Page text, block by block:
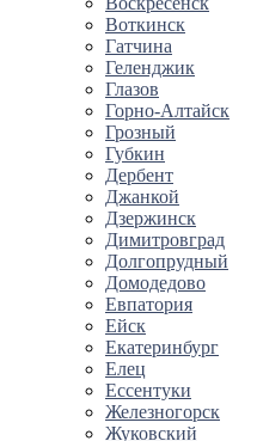
Воткинск
Гатчина
Геленджик
Глазов
Горно-Алтайск
Грозный
Губкин
Дербент
Джанкой
Дзержинск
Димитровград
Долгопрудный
Домодедово
Евпатория
Ейск
Екатеринбург
Елец
Ессентуки
Железногорск
Жуковский